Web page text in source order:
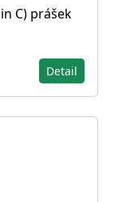
C) prášek
Detail